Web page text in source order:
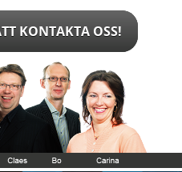
KONTAKTA OSS!